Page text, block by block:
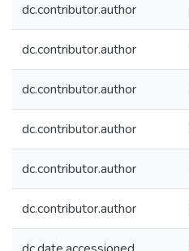
dc.contributor.author
dc.contributor.author
dc.contributor.author
dc.contributor.author
dc.contributor.author
dc.contributor.author